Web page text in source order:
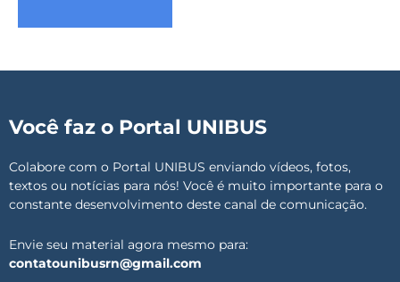
Você faz o Portal UNIBUS
Colabore com o Portal UNIBUS enviando vídeos, fotos,
textos ou notícias para nós! Você é muito importante para o
constante desenvolvimento deste canal de comunicação.
Envie seu material agora mesmo para:
contatounibusrn@gmail.com